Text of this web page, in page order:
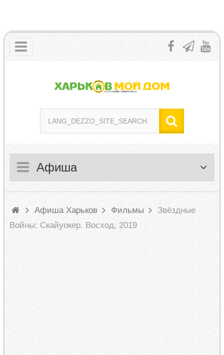
Афиша
Афиша Харьков Фильмы
Звёздные
Войны: Скайуокер. Восход, 2019